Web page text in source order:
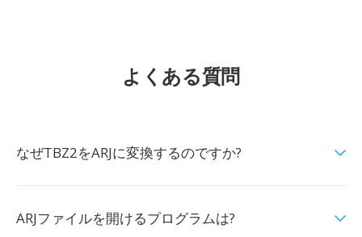
よくある質問
なぜTBZ2をARJに変換するのですか?
ARJファイルを開けるプログラムは?